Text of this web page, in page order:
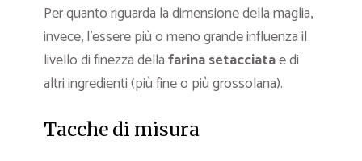
Per quanto riguarda la dimensione della maglia,
invece, l’essere più o meno grande influenza il
livello di finezza dellafarina setacciatae di
altri ingredienti (più fine o più grossolana).
Tacche di misura